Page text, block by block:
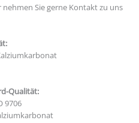
Sie gerne Kontakt zu uns
Qualität:
9706